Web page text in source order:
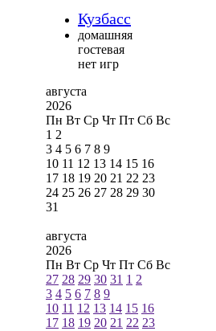
Кузбасс
домашняя
гостевая
нет игр
августа
2026
Пн Вт Ср Чт Пт Сб Вс
1 2
3 4 5 6 7 8 9
10 11 12 13 14 15 16
17 18 19 20 21 22 23
24 25 26 27 28 29 30
31
августа
2026
Пн Вт Ср Чт Пт Сб Вс
27 28 29 30 31 1 2
3 4 5 6 7 8 9
10 11 12 13 14 15 16
17 18 19 20 21 22 23